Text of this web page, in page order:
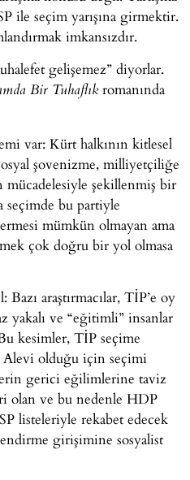
ile seçim yarışına girmektir.
imkansızdır.
gelişemez” diyorlar.
Bir Tuhaflıkromanında
var: Kürt halkının kitlesel
şovenizme, milliyetçiliğe
mücadelesiyle şekillenmiş bir
seçimde bu partiyle
mümkün olmayan ama
çok doğru bir yol olmasa
araştırmacılar, TİP’e oy
yakalı ve “eğitimli” insanlar
kesimler, TİP seçime
Alevi olduğu için seçimi
gerici eğilimlerine taviz
olan ve bu nedenle HDP
listeleriyle rekabet edecek
girişimine sosyalist